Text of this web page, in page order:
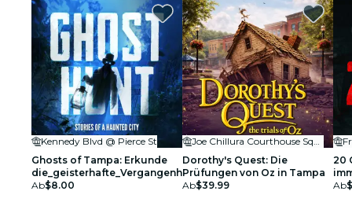
Kennedy Blvd @ Pierce St
Ghosts of Tampa: Erkunde
die_geisterhafte_Vergangenheit!
Ab$8.00
Joe Chillura Courthouse Square
Dorothy's Quest: Die
Prüfungen von Oz in Tampa
Ab$39.99
20
Ab